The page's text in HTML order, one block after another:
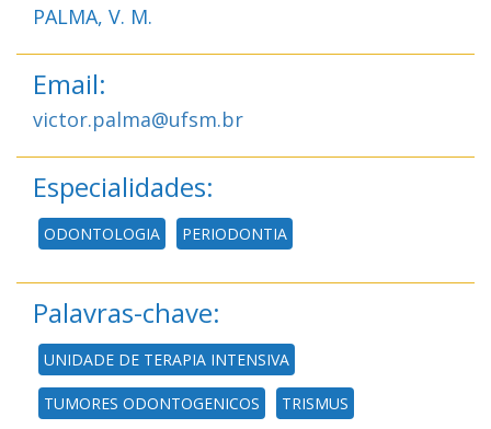
PALMA, V. M.
Email:
victor.palma@ufsm.br
Especialidades:
ODONTOLOGIA PERIODONTIA
Palavras-chave:
UNIDADE DE TERAPIA INTENSIVA
TUMORES ODONTOGENICOS TRISMUS